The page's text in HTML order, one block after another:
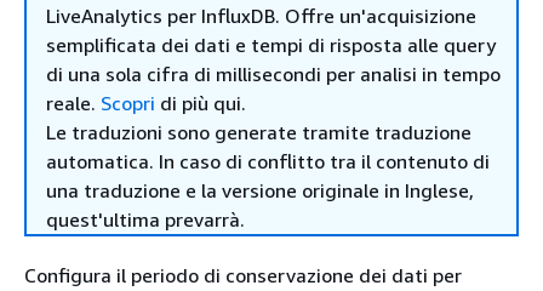
LiveAnalytics per InfluxDB. Offre un'acquisizione
semplificata dei dati e tempi di risposta alle query
di una sola cifra di millisecondi per analisi in tempo
reale. Scopri di più qui.
Le traduzioni sono generate tramite traduzione
automatica. In caso di conflitto tra il contenuto di
una traduzione e la versione originale in Inglese,
quest'ultima prevarrà.
Configura il periodo di conservazione dei dati per